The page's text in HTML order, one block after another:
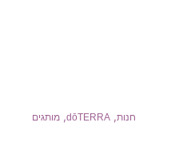
חנות,
dōTERRA
, מותגים